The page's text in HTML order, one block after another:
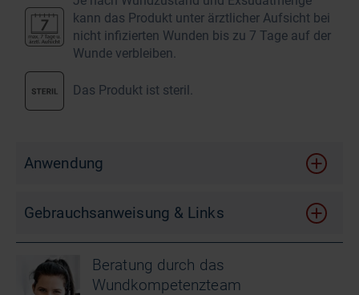
kann das Produkt unter ärztlicher Aufsicht bei
nicht infizierten Wunden bis zu 7 Tage auf der
Wunde verbleiben.
Das Produkt ist steril.
Anwendung
Gebrauchsanweisung & Links
Beratung durch das
Wundkompetenzteam